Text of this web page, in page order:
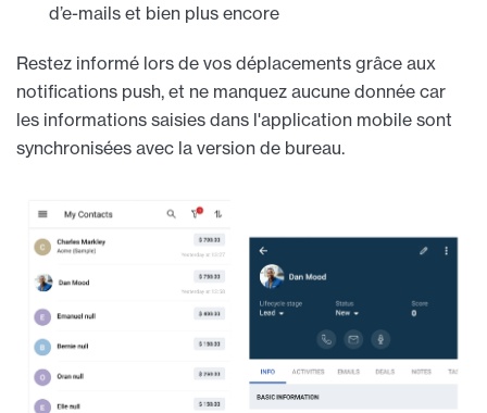
d’e-mails et bien plus encore
Restez informé lors de vos déplacements grâce aux
notifications push, et ne manquez aucune donnée car
les informations saisies dans l'application mobile sont
synchronisées avec la version de bureau.